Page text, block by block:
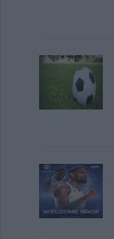
Αντώνιου